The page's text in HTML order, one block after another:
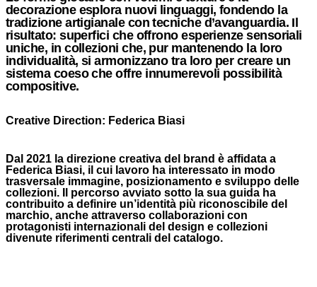
decorazione esplora nuovi linguaggi, fondendo la
tradizione artigianale con tecniche d’avanguardia. Il
risultato: superfici che offrono esperienze sensoriali
uniche, in collezioni che, pur mantenendo la loro
individualità, si armonizzano tra loro per creare un
sistema coeso che offre innumerevoli possibilità
compositive.
Creative Direction: Federica Biasi
Dal 2021 la direzione creativa del brand è affidata a
Federica Biasi, il cui lavoro ha interessato in modo
trasversale immagine, posizionamento e sviluppo delle
collezioni. Il percorso avviato sotto la sua guida ha
contribuito a definire un’identità più riconoscibile del
marchio, anche attraverso collaborazioni con
protagonisti internazionali del design e collezioni
divenute riferimenti centrali del catalogo.